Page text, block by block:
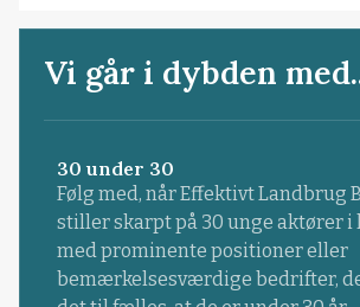
Vi går i dybden
30 under 30
Følg med, når Effektivt Landbrug
stiller skarpt på 30 unge aktører
med prominente positioner eller
bemærkelsesværdige bedrifter,